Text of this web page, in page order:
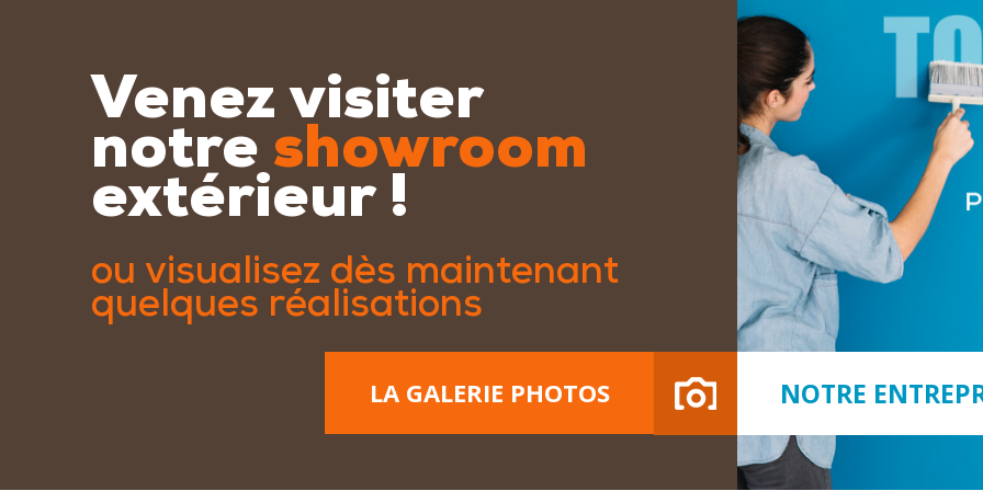
Venez visiter
notre showroom
extérieur !
ou visualisez dès maintenant
quelques réalisations
LA GALERIE PHOTOS NOTRE